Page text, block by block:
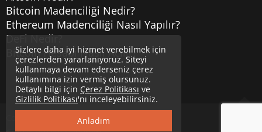
Bitcoin Madenciliği Nedir?
Ethereum Madenciliği Nasıl Yapılır?
DeFi Nedir?
Bitcoin Hesabı Nasıl Açılır?
Uzmancoin
Sizlere daha iyi hizmet verebilmek için
çerezlerden yararlanıyoruz. Siteyi
kullanmaya devam ederseniz çerez
kullanımına izin vermiş olursunuz.
Detaylı bilgi için Çerez Politikası ve
Gizlilik Politikası'nı inceleyebilirsiniz.
Anladım